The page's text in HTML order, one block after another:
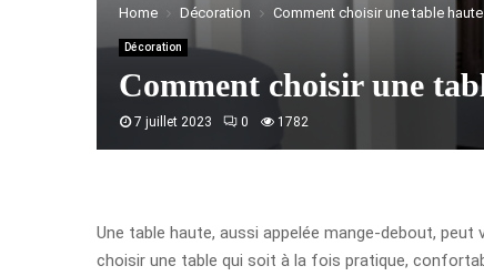
Home Décoration Comment choisir une table
Décoration
Comment choisir une
7 juillet 2023 0 1782
Une table haute, aussi appelée mange-debout,
choisir une table qui soit à la fois pratique,